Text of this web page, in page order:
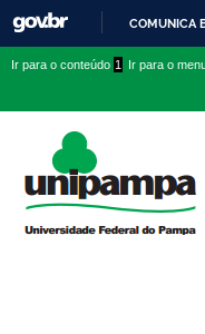
COMUNICA
conteúdo
menu
superior
menu
Ir para o conteúdo 1 Ir para o